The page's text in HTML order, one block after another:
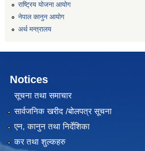
राष्ट्रिय योजना आयोग
नेपाल कानुन आयोग
अर्थ मन्त्रालय
Notices
सूचना तथा समाचार
सार्वजनिक खरीद /बोलपत्र सूचना
एन, कानुन तथा निर्देशिका
कर तथा शुल्कहरु